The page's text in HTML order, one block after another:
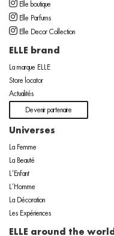
Elle boutique
Elle Parfums
Elle Decor Collection
ELLE brand
La marque ELLE
Store locator
Actualités
Devenir partenaire
Universes
La Femme
La Beauté
L’Enfant
L’Homme
La Décoration
Les Expériences
ELLE around the world